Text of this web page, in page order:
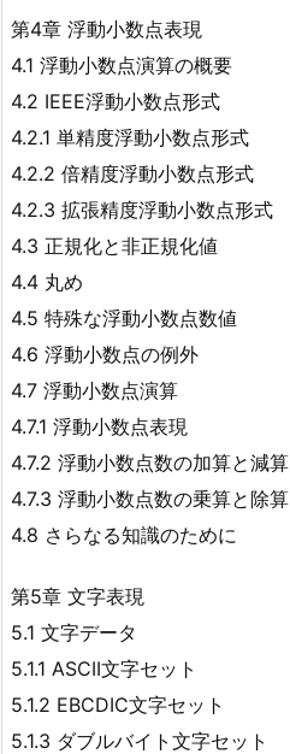
第4章 浮動小数点表現
4.1 浮動小数点演算の概要
4.2 IEEE浮動小数点形式
4.2.1 単精度浮動小数点形式
4.2.2 倍精度浮動小数点形式
4.2.3 拡張精度浮動小数点形式
4.3 正規化と非正規化値
4.4 丸め
4.5 特殊な浮動小数点数値
4.6 浮動小数点の例外
4.7 浮動小数点演算
4.7.1 浮動小数点表現
4.7.2 浮動小数点数の加算と減算
4.7.3 浮動小数点数の乗算と除算
4.8 さらなる知識のために
第5章 文字表現
5.1 文字データ
5.1.1 ASCII文字セット
5.1.2 EBCDIC文字セット
5.1.3 ダブルバイト文字セット